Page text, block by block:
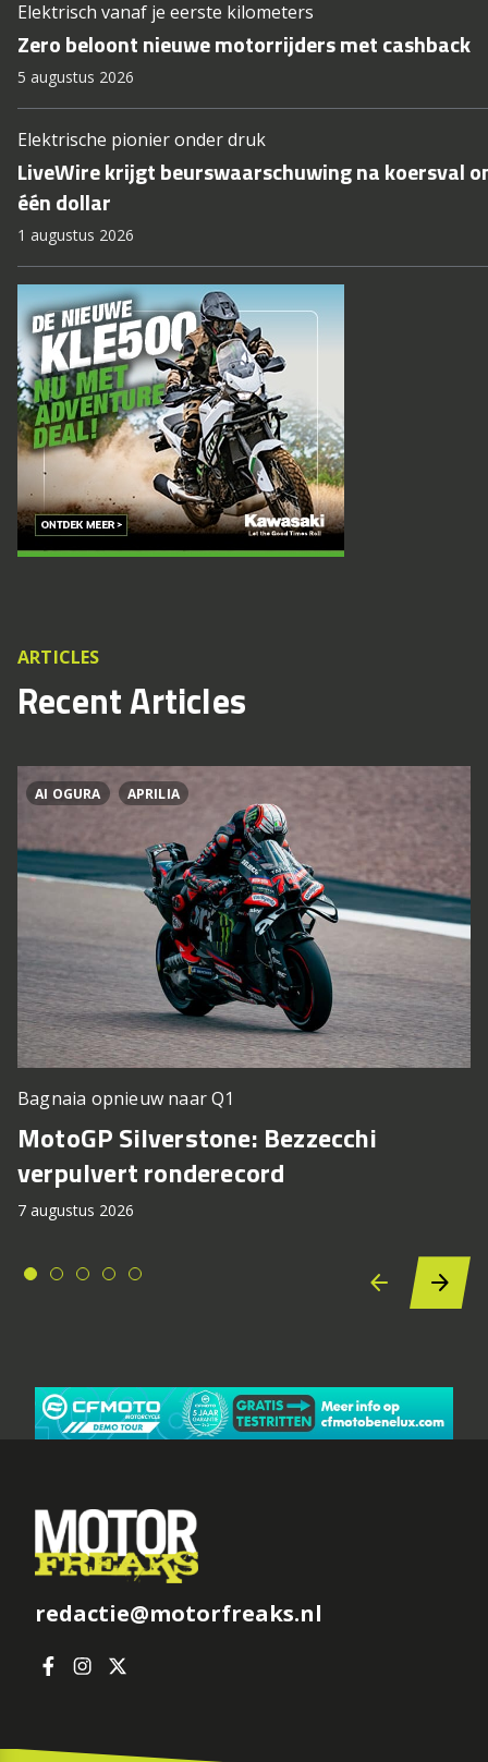
Elektrisch vanaf je eerste kilometers
Zero beloont nieuwe motorrijders met cashback
5 augustus 2026
Elektrische pionier onder druk
LiveWire krijgt beurswaarschuwing na koersval
één dollar
1 augustus 2026
ARTICLES
Recent Articles
AI OGURA APRILIA
Bagnaia opnieuw naar Q1
MotoGP Silverstone: Bezzecchi
verpulvert ronderecord
7 augustus 2026
redactie@motorfreaks.nl